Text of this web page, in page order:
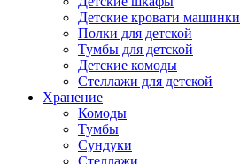
Детские кровати машинки
Полки для детской
Тумбы для детской
Детские комоды
Стеллажи для детской
Хранение
Комоды
Тумбы
Сундуки
Стеллажи